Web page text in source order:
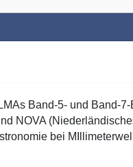
Band-5- und Band-
NOVA
bei